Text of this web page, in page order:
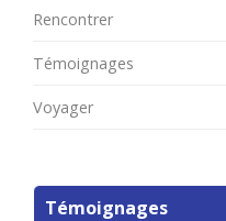
Rencontrer
Témoignages
Voyager
Témoignages